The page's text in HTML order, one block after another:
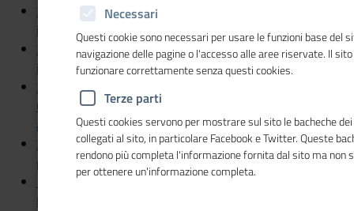
27/06/2025 - CORRIERE DELLA SERA - Medie imprese, le
italiane più produttive delle tedesche
27/06/2025 - IL SOLE 24 ORE - Produttività medie
imprese: l'Italia supera Germania, Francia e Spagna
23/06/2025 - L'Altravoce Il Quotidiano di Calabria -
Camere di commercio nel mondo Cosenza capitale
accogliente
21/06/2025 - ITALIA OGGI - Alternanza-lavoro, percorsi
più efficaci
19/06/2025 - IL SOLE 24 ORE - Unioncamere: imprese
femminili ancora fragili
Necessari
Questi cookie sono necessari per usare le funzioni base del
navigazione delle pagine o l'accesso alle aree riservate. Il
funzionare correttamente senza questi cookies.
Terze parti
Questi cookies servono per mostrare sul sito le bacheche
collegati al sito, in particolare Facebook e Twitter. Queste
rendono più completa l'informazione fornita dal sito ma non
per ottenere un'informazione completa.